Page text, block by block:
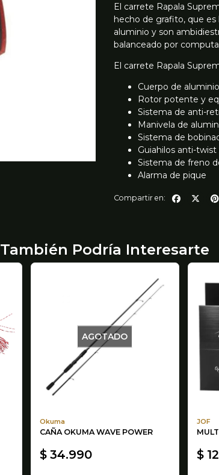
El carrete Rapala
hecho de grafito, que es
aluminio y son
balanceado por
El carrete Rapala
Cuerpo de aluminio
Rotor potente y
Sistema de anti-
Manivela de
Sistema de
Guiahilos anti-
Sistema de freno
Alarma de pique
Compartir en:
También Podría Interesarte
AGOTADO
Okuma
CAÑA OKUMA WAVE POWER
$ 34.990
JOF
$